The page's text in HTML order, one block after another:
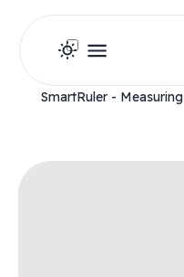
SmartRuler - Measuring